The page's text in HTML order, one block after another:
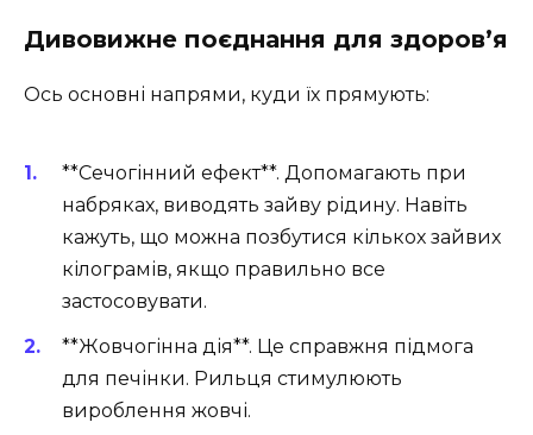
Дивовижне поєднання для здоров’я
Ось основні напрями, куди їх прямують:
**Сечогінний ефект**. Допомагають при
набряках, виводять зайву рідину. Навіть
кажуть, що можна позбутися кількох зайвих
кілограмів, якщо правильно все
застосовувати.
**Жовчогінна дія**. Це справжня підмога
для печінки. Рильця стимулюють
вироблення жовчі.